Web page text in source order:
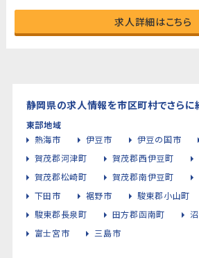
求人詳細はこちら
静岡県の求人情報を市区町村でさらに
東部地域
熱海市
伊豆市 伊豆の国市
賀茂郡河津町
賀茂郡西伊豆町
賀茂郡松崎町
賀茂郡南伊豆町
下田市
裾野市 駿東郡小山町
駿東郡長泉町
田方郡函南町
富士宮市
三島市